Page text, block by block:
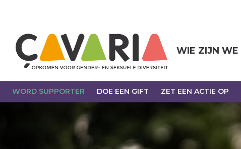
inhoud
gaan
WIE ZIJN WE
WORD SUPPORTER DOE EEN GIFT ZET EEN ACTIE OP